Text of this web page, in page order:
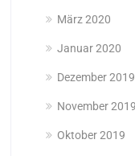
März 2020
Januar 2020
Dezember 2019
November 2019
Oktober 2019